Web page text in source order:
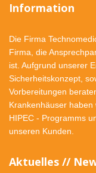
Information
Die Firma
Firma, die
ist. Aufgrund unserer
Sicherheitskonzept,
Vorbereitungen
Krankenhäuser haben
HIPEC - Programms
unseren Kunden.
Aktuelles //